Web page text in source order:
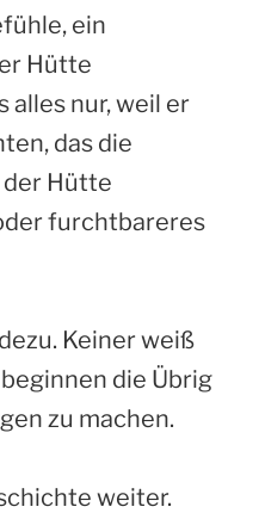
ein
Hütte
alles nur, weil er
das die
der Hütte
furchtbareres
Keiner weiß
die Übrig
zu machen.
weiter.